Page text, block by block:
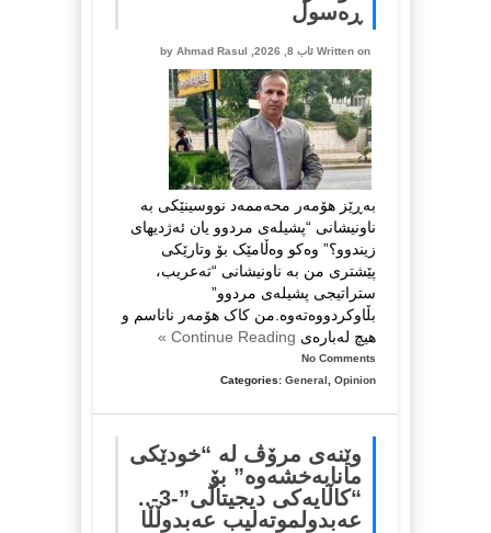
ڕەسوڵ
Written on ئاب 8, 2026, by Ahmad Rasul
بەڕێز هۆمەر محەممەد نووسینێکی بە
ناونیشانی “پشیلەی مردوو یان ئەژدیهای
زیندوو؟” وەکو وەڵامێک بۆ وتارێکی
پێشتری من بە ناونیشانی “تەعریب،
ستراتیجی پشیلەی مردوو”
بڵاوکردووەتەوە.من کاک هۆمەر ناناسم و
هیچ لەبارەی
No Comments
Categories: General Opinion
وێنەی مرۆڤ لە “خودێکی
مانابەخشەوە” بۆ
“کاڵایەکی دیجیتاڵی”-3-..
عەبدولموتەلیب عەبدوڵڵا